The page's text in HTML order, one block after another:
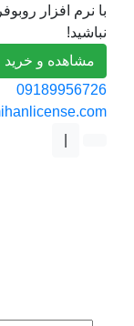
با نرم افزار
نباشید!
مشاهده و خرید
09189956726